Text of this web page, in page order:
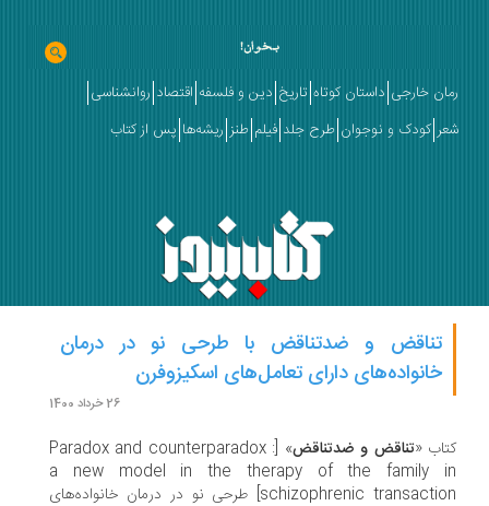
خارجی داستان کوتاه تاریخ دین و فلسفه اقتصاد روانشناسی
کودک و نوجوان طرح جلد فیلم طنز ریشه‌ها پس از کتاب
تناقض و ضدتناقض با طرحی نو در درمان
خانواده‌های دارای تعامل‌های اسکیزوفرن
تناقض و ضدتناقض
» [Paradox and counterparadox :
a new model in the therapy of the family
schizophrenic transaction] طرحی نو در درمان خانواده‌های